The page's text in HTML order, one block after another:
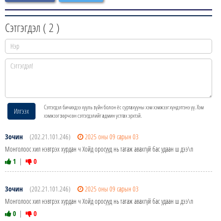
Сэтгэгдэл (2 )
Илгээх
Сэтгэгдэл бичихдээ хууль зүйн болон ёс суртахууны хэм хэмжээг хүндэтгэнэ үү. Хэм
хэмжээг зөрчсөн сэтгэгдэлийг админ устгах эрхтэй.
Зочин (202.21.101.246)
2025 оны 09 сарын 03
Монголоос хил нэвтрэх хурдан ч Хойд оросууд нь татаж авахгүй бас удаан ш дээ\n
1 | 0
Зочин (202.21.101.246)
2025 оны 09 сарын 03
Монголоос хил нэвтрэх хурдан ч Хойд оросууд нь татаж авахгүй бас удаан ш дээ\n
0 | 0